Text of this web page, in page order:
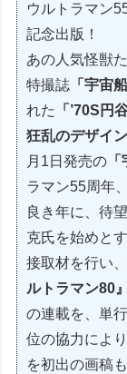
ウルトラマン
記念出版！
あの人気怪獣
特撮誌 「宇宙船
れた
「’70S円
狂乱のデザイン
月1日発売の
ラマン55周年
良き年に、待
克氏を始めと
接取材を行い、
ルトラマン80』
の連載を、単
位の協力によ
を初出の画稿